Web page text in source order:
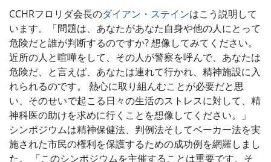
CCHRフロリダ会長のダイアン・ステインはこう説明して
います。「問題は、あなたがあなた自身や他の人にとって
危険だと誰が判断するのですか? 想像してみてください。
近所の人と喧嘩をして、その人が警察を呼んで、あなたは
危険だ、と言えば、あなたは連れて行かれ、精神施設に入
れられるのです。 熱心に取り組んむことが必要だと思
い、そのせいで起こる日々の生活のストレスに対して、精
神科医の助けを求めに行くことを想像してください。」
シンポジウムは精神保健法、判例法そしてベーカー法を実
施された市民の権利を保護するための成功例を網羅しまし
た。 「このシンポジウムを主催することは重要です。そ